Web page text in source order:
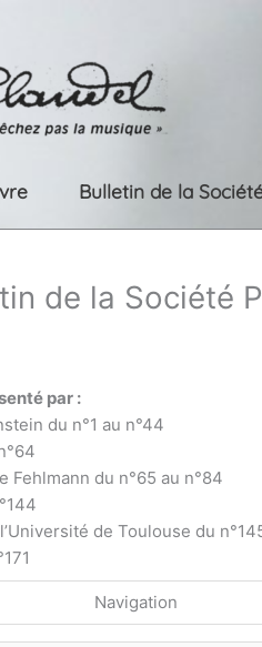
Bulletin de la
de la Société
par :
du n°1 au n°44
Fehlmann du n°65 au n°84
de Toulouse du
Navigation